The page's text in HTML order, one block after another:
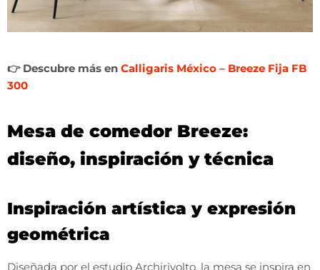
👉 Descubre más en Calligaris México – Breeze Fija FB
300
Mesa de comedor Breeze:
diseño, inspiración y técnica
Inspiración artística y expresión
geométrica
Diseñada por el estudio Archirivolto, la mesa se inspira en